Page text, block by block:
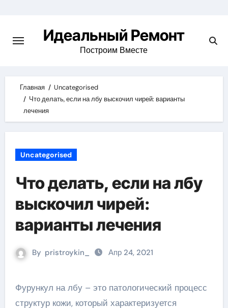
content
Идеальный Ремонт
Построим Вместе
Главная
Uncategorised
Что делать, если на лбу выскочил чирей: варианты
лечения
Uncategorised
Что делать, если на лбу
выскочил чирей:
варианты лечения
By pristroykin_ Апр 24, 2021
Фурункул на лбу – это патологический процесс
структур кожи, который характеризуется